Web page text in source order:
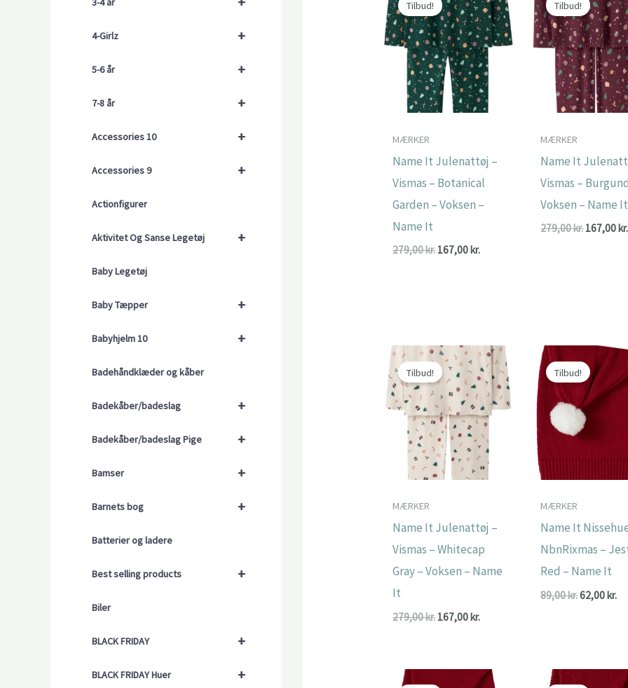
+
4-Girlz
+
5-6 år
+
7-8 år
+
Accessories 10
+
Accessories 9
Actionfigurer
+
Aktivitet Og Sanse Legetøj
Baby Legetøj
+
Baby Tæpper
+
Babyhjelm 10
Badehåndklæder og kåber
+
Badekåber/badeslag
+
Badekåber/badeslag Pige
+
Bamser
+
Barnets bog
Batterier og ladere
+
Best selling products
Biler
+
BLACK FRIDAY
+
BLACK FRIDAY Huer
Tilbud!
MÆRKER
Name It Julenattøj –
Vismas – Botanical
Garden – Voksen –
Name It
279,00kr.Den
167,00 kr.Den
Tilbud!
MÆRKER
Name It
Vismas –
Voksen – Name It
279,00kr.Den
167,00 kr.
Tilbud!
MÆRKER
Name It Julenattøj –
Vismas – Whitecap
Gray – Voksen – Name
It
279,00kr.Den
279,00 kr..
167,00kr.Den
167,00 kr..
Tilbud!
MÆRKER
Name It
NbnRixmas –
Red – Name It
89,00kr.Den
62,00kr.Den